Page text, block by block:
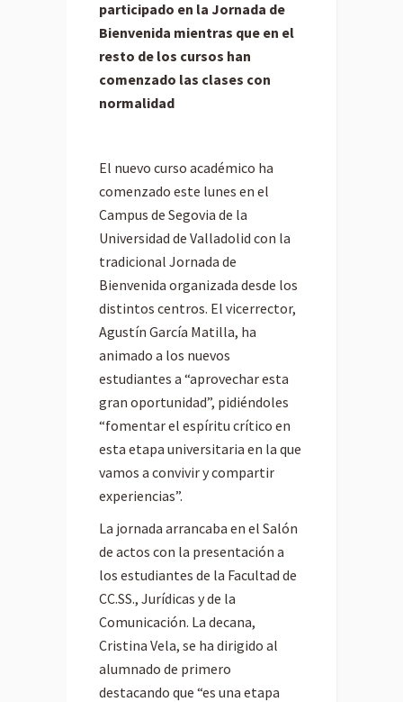
participado en la Jornada de
Bienvenida mientras que en el
resto de los cursos han
comenzado las clases con
normalidad
El nuevo curso académico ha
comenzado este lunes en el
Campus de Segovia de la
Universidad de Valladolid con la
tradicional Jornada de
Bienvenida organizada desde los
distintos centros. El vicerrector,
Agustín García Matilla, ha
animado a los nuevos
estudiantes a “aprovechar esta
gran oportunidad”, pidiéndoles
“fomentar el espíritu crítico en
esta etapa universitaria en la que
vamos a convivir y compartir
experiencias”.
La jornada arrancaba en el Salón
de actos con la presentación a
los estudiantes de la Facultad de
CC.SS., Jurídicas y de la
Comunicación. La decana,
Cristina Vela, se ha dirigido al
alumnado de primero
destacando que “es una etapa